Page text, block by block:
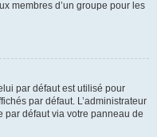
membres d’un groupe pour les
par défaut est utilisé pour
par défaut. L’administrateur
par défaut via votre panneau de